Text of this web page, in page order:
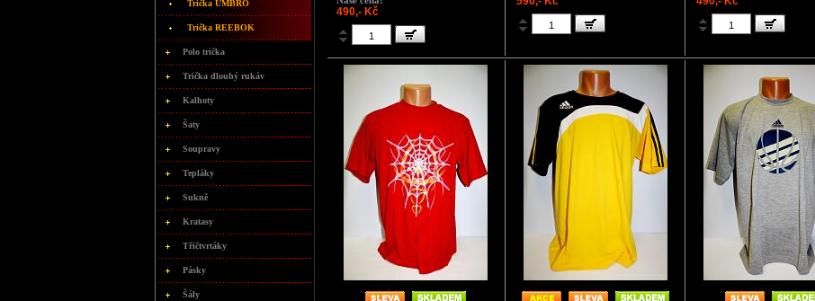
Trička UMBRO
Trička REEBOK
Polo trička
Trička dlouhý rukáv
Kalhoty
Šaty
Soupravy
Tepláky
Sukně
Kratasy
Třičtvrtáky
Pásky
Šály
490,- Kč